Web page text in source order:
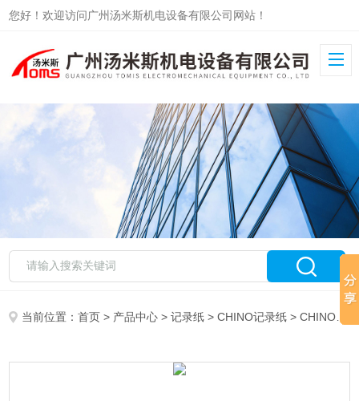
您好！欢迎访问广州汤米斯机电设备有限公司网站！
当前位置：首页 > 产品中心 >记录纸 >CHINO记录纸 > CHINO千野记录纸ES01010